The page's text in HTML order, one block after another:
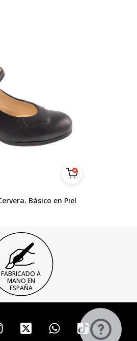
Básico en Piel
FABRICADO A
MANO EN
ESPAÑA